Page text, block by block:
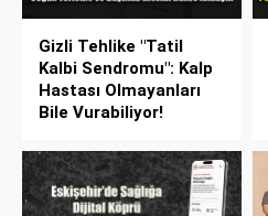
Gizli Tehlike "Tatil
Kalbi Sendromu": Kalp
Hastası Olmayanları
Bile Vurabiliyor!